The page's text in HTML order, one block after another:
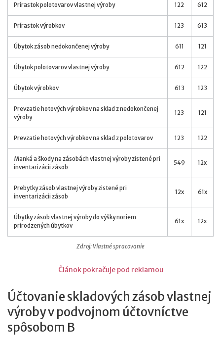
Zdroj: Vlastné spracovanie
Prírastok polotovarov vlastnej výroby 122 612
Prírastok výrobkov 123 613
Úbytok zásob nedokončenej výroby 611 121
Úbytok polotovarov vlastnej výroby 612 122
Úbytok výrobkov 613 123
Prevzatie hotových výrobkov na sklad z nedokončenej
výroby
123 121
Prevzatie hotových výrobkov na sklad z polotovarov 123 122
Manká a škody na zásobách vlastnej výroby zistené pri
inventarizácii zásob
549 12x
Prebytky zásob vlastnej výroby zistené pri
inventarizácii zásob
12x 61x
Úbytky zásob vlastnej výroby do výšky noriem
prirodzených úbytkov
61x 12x
Článok pokračuje pod reklamou
Účtovanie skladových zásob vlastnej
výroby v podvojnom účtovníctve
spôsobom B